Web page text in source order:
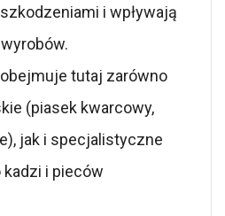
i wpływają
tutaj zarówno
(piasek kwarcowy,
jak i specjalistyczne
i pieców